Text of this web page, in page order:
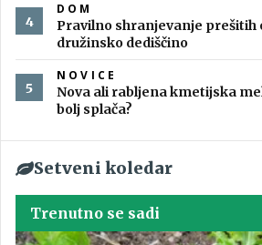
DOM
Pravilno shranjevanje prešitih
družinsko dediščino
NOVICE
Nova ali rabljena kmetijska
bolj splača?
Setveni koledar
Trenutno se sadi